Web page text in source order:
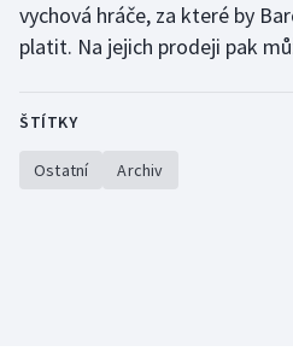
Short track
Stolní tenis
vychová hráče, za které by
platit. Na jejich prodeji pak
ŠTÍTKY
Ostatní Archiv